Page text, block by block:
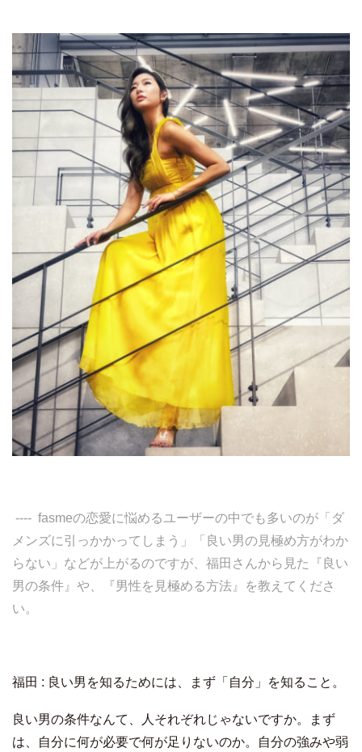
---- fasmeの恋愛に悩めるユーザーの中でも多いのが「ダ
メンズに引っかかってしまう」「良い男の見極め方がわか
らない」などが上がるのですが、福田さんから見た『良い
男の条件』や、『男性を見極める方法』を教えてくださ
い。
福田 : 良い男を知るためには、まず「自分」を知ること。
良い男の条件なんて、人それぞれじゃないですか。まず
は、自分に何が必要で何が足りないのか。自分の強みや弱